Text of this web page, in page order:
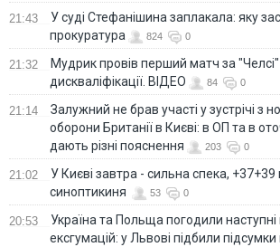
21:43
У суді Стефанішина заплакала: яку
прокуратура
824 0
21:32
Мудрик провів перший матч за "Челсі"
дискваліфікації. ВІДЕО
84 0
21:14
Залужний не брав участі у зустрічі з
оборони Британії в Києві: в ОП та в
дають різні пояснення
203 0
21:02
У Києві завтра - сильна спека, +37+39
синоптикиня
53 0
20:53
Україна та Польща погодили
ексгумацій: у Львові підбили